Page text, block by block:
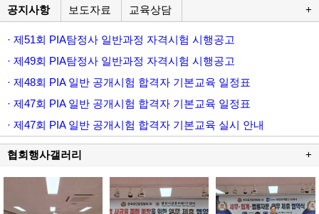
공지사항 보도자료 교육상담 +
· 제51회 PIA탐정사 일반과정 자격시험 시행공고
· 제49회 PIA탐정사 일반과정 자격시험 시행공고
· 제48회 PIA 일반 공개시험 합격자 기본교육 일정표
· 제47회 PIA 일반 공개시험 합격자 기본교육 일정표
· 제47회 PIA 일반 공개시험 합격자 기본교육 실시 안내
협회행사갤러리 +